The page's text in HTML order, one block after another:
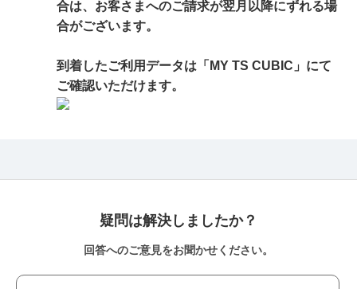
合は、お客さまへのご請求が翌月以降にずれる場
合がございます。
到着したご利用データは「MY TS CUBIC」にて
ご確認いただけます。
疑問は解決しましたか？
回答へのご意見をお聞かせください。